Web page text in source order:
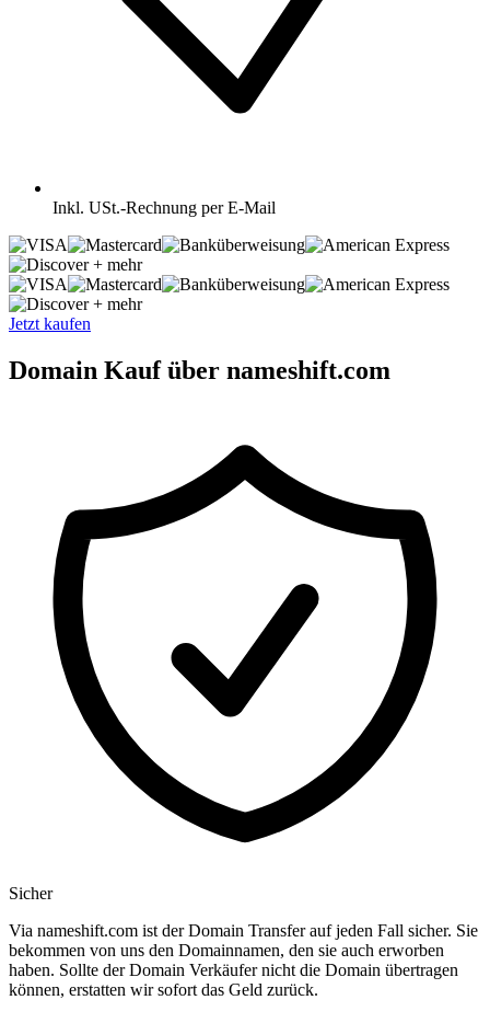
Inkl. USt.-Rechnung per E-Mail
+ mehr
+ mehr
Jetzt kaufen
Domain Kauf über nameshift.com
Sicher
Via nameshift.com ist der Domain Transfer auf jeden Fall sicher. Sie
bekommen von uns den Domainnamen, den sie auch erworben
haben. Sollte der Domain Verkäufer nicht die Domain übertragen
können, erstatten wir sofort das Geld zurück.